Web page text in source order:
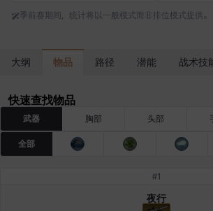
李黛琳 杰琪 梅 比安卡
玛蒂娜
季前赛期间，统计将以一般模式而非排位模式提供。
大纲 物品 路径 潜能 战术技
快速查找物品
武器 胸部 头部
全部
#1
夜行